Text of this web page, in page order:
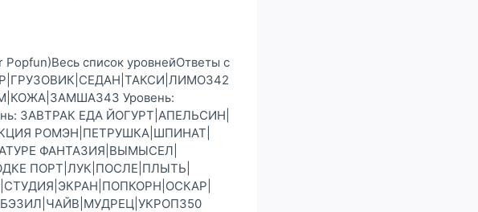
Popfun)Весь список уровнейОтветы с
Уровень:
ЗАВТРАК ЕДА ЙОГУРТ|АПЕЛЬСИН|
РОМЭН|ПЕТРУШКА|ШПИНАТ|
ФАНТАЗИЯ|ВЫМЫСЕЛ|
ПОРТ|ЛУК|ПОСЛЕ|ПЛЫТЬ|